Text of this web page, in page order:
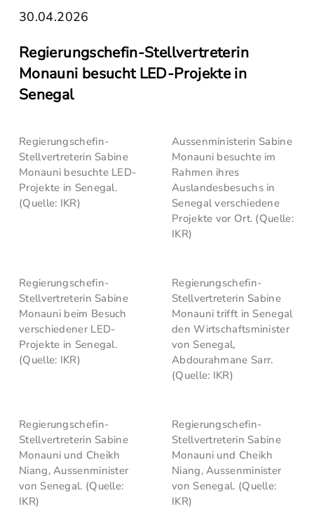
30.04.2026
Regierungschefin-Stellvertreterin
Monauni besucht LED-Projekte in
Senegal
Regierungschefin-
Stellvertreterin Sabine
Monauni besuchte LED-
Projekte in Senegal.
(Quelle: IKR)
Aussenministerin Sabine
Monauni besuchte im
Rahmen ihres
Auslandesbesuchs in
Senegal verschiedene
Projekte vor Ort. (Quelle:
IKR)
Regierungschefin-
Stellvertreterin Sabine
Monauni beim Besuch
verschiedener LED-
Projekte in Senegal.
(Quelle: IKR)
Regierungschefin-
Stellvertreterin Sabine
Monauni trifft in Senegal
den Wirtschaftsminister
von Senegal,
Abdourahmane Sarr.
(Quelle: IKR)
Regierungschefin-
Stellvertreterin Sabine
Monauni und Cheikh
Niang, Aussenminister
von Senegal. (Quelle:
IKR)
Regierungschefin-
Stellvertreterin Sabine
Monauni und Cheikh
Niang, Aussenminister
von Senegal. (Quelle:
IKR)